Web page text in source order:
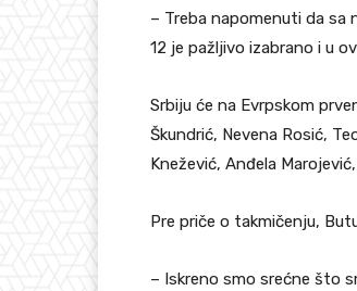
– Treba napomenuti da sa
12 je pažljivo izabrano i u
Srbiju će na Evrpskom
Škundrić, Nevena Rosić,
Knežević, Anđela
Pre priče o takmičenju,
– Iskreno smo srećne što